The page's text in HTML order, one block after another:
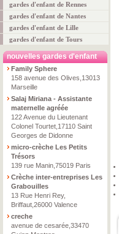
gardes d'enfant de Rennes
gardes d'enfant de Nantes
gardes d'enfant de Lille
gardes d'enfant de Tours
nouvelles gardes d'enfant
Family Sphere
158 avenue des Olives,13013
Marseille
Salaj Miriana - Assistante
maternelle agréée
122 Avenue du Lieutenant
Colonel Tourtet,17110 Saint
Georges de Didonne
micro-crèche Les Petits
Trésors
139 rue Manin,75019 Paris
Crèche inter-entreprises Les
Grabouilles
13 Rue Henri Rey,
Briffaut,26000 Valence
creche
avenue de cesarée,33470